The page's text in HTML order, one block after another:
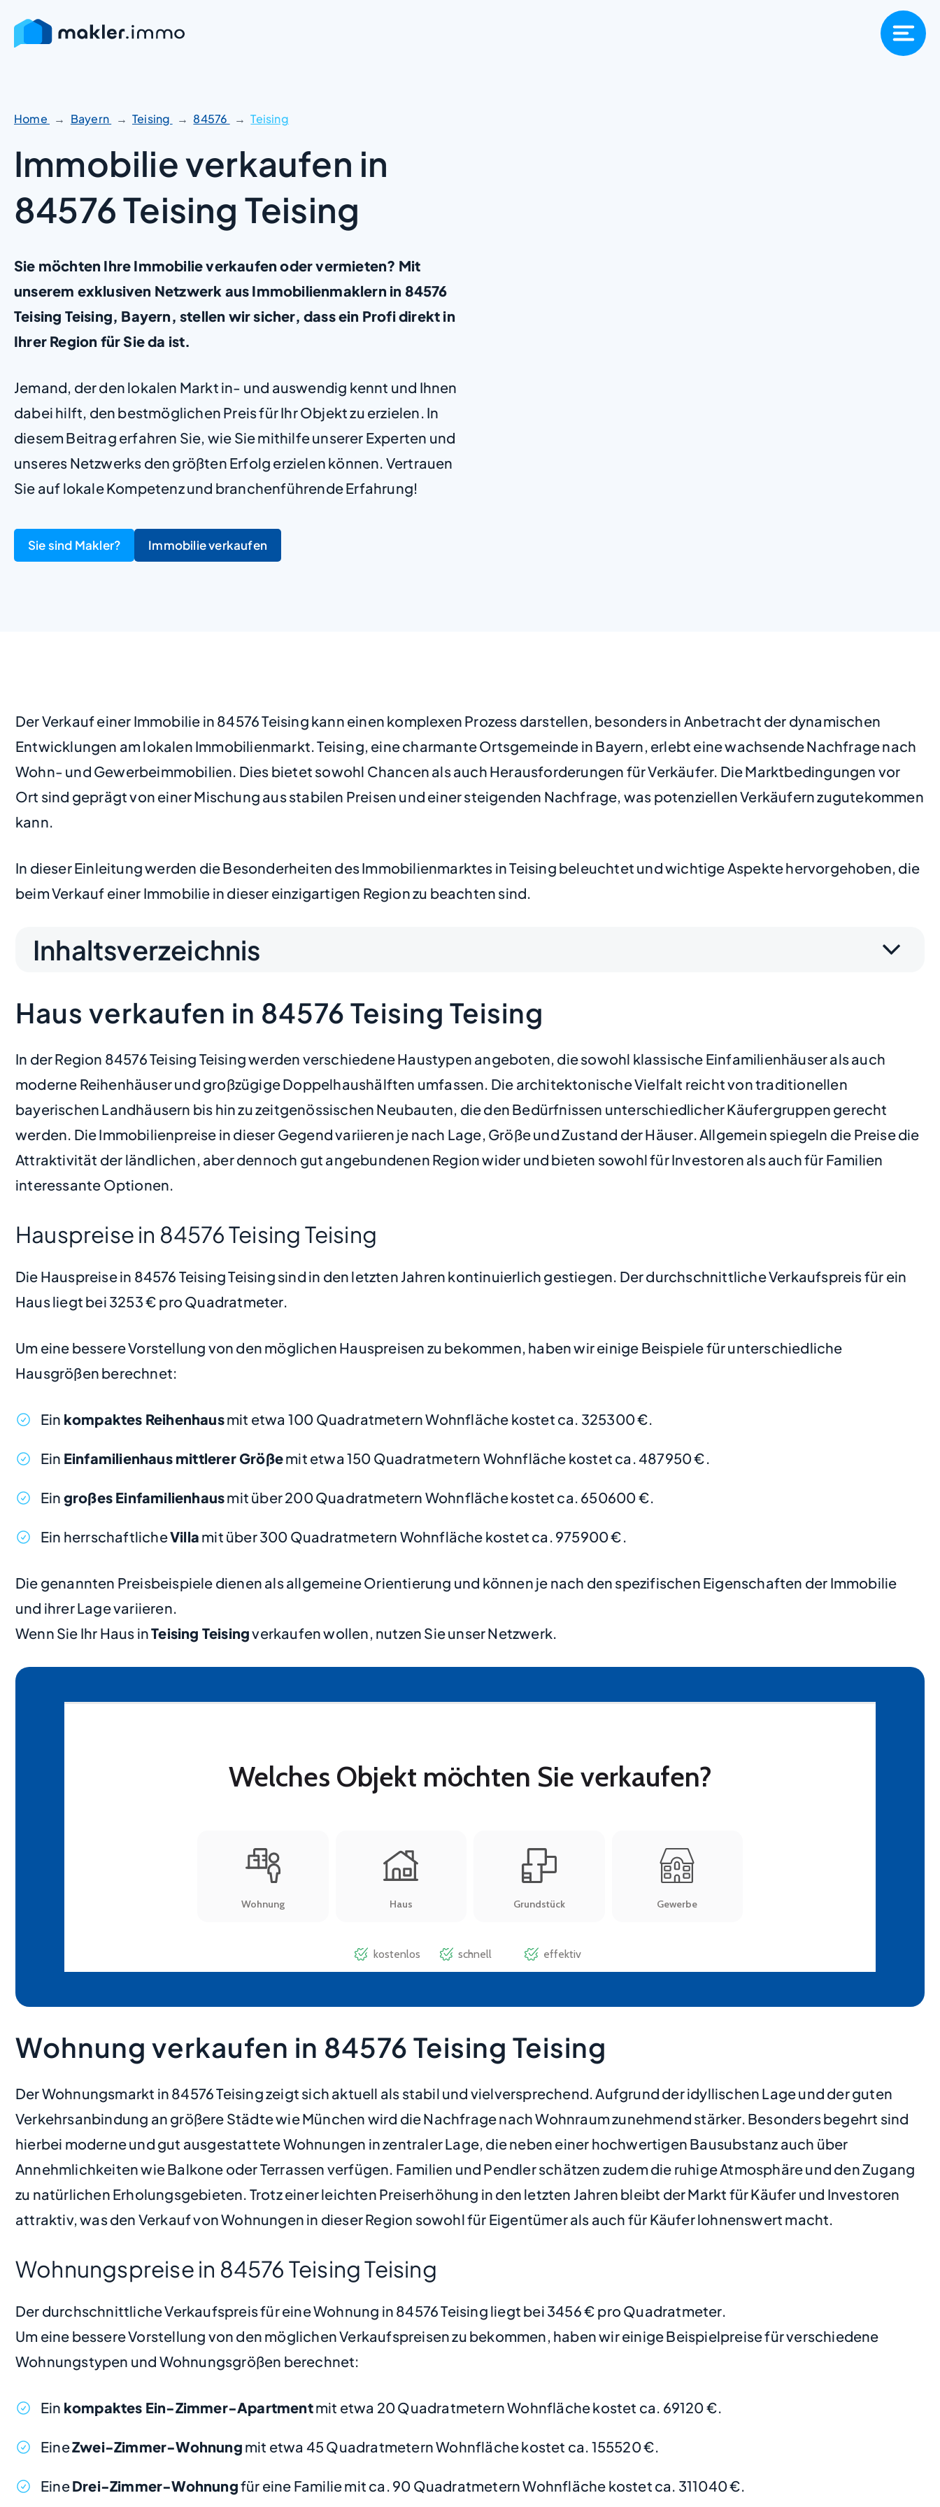
Home Bayern Teising 84576 Teising
Immobilie verkaufen in
84576 Teising Teising
Sie möchten Ihre Immobilie verkaufen oder vermieten? Mit
unserem exklusiven Netzwerk aus Immobilienmaklern in 84576
Teising Teising, Bayern, stellen wir sicher, dass ein Profi direkt in
Ihrer Region für Sie da ist.
Jemand, der den lokalen Markt in- und auswendig kennt und Ihnen
dabei hilft, den bestmöglichen Preis für Ihr Objekt zu erzielen. In
diesem Beitrag erfahren Sie, wie Sie mithilfe unserer Experten und
unseres Netzwerks den größten Erfolg erzielen können. Vertrauen
Sie auf lokale Kompetenz und branchenführende Erfahrung!
Sie sind Makler? Immobilie verkaufen
Der Verkauf einer Immobilie in 84576 Teising kann einen komplexen Prozess darstellen, besonders in Anbetracht der dynamischen
Entwicklungen am lokalen Immobilienmarkt. Teising, eine charmante Ortsgemeinde in Bayern, erlebt eine wachsende Nachfrage nach
Wohn- und Gewerbeimmobilien. Dies bietet sowohl Chancen als auch Herausforderungen für Verkäufer. Die Marktbedingungen vor
Ort sind geprägt von einer Mischung aus stabilen Preisen und einer steigenden Nachfrage, was potenziellen Verkäufern zugutekommen
kann.
In dieser Einleitung werden die Besonderheiten des Immobilienmarktes in Teising beleuchtet und wichtige Aspekte hervorgehoben, die
beim Verkauf einer Immobilie in dieser einzigartigen Region zu beachten sind.
Inhaltsverzeichnis
Haus verkaufen in 84576 Teising Teising
In der Region 84576 Teising Teising werden verschiedene Haustypen angeboten, die sowohl klassische Einfamilienhäuser als auch
moderne Reihenhäuser und großzügige Doppelhaushälften umfassen. Die architektonische Vielfalt reicht von traditionellen
bayerischen Landhäusern bis hin zu zeitgenössischen Neubauten, die den Bedürfnissen unterschiedlicher Käufergruppen gerecht
werden. Die Immobilienpreise in dieser Gegend variieren je nach Lage, Größe und Zustand der Häuser. Allgemein spiegeln die Preise die
Attraktivität der ländlichen, aber dennoch gut angebundenen Region wider und bieten sowohl für Investoren als auch für Familien
interessante Optionen.
Hauspreise in 84576 Teising Teising
Die Hauspreise in 84576 Teising Teising sind in den letzten Jahren kontinuierlich gestiegen. Der durchschnittliche Verkaufspreis für ein
Haus liegt bei 3253 € pro Quadratmeter.
Um eine bessere Vorstellung von den möglichen Hauspreisen zu bekommen, haben wir einige Beispiele für unterschiedliche
Hausgrößen berechnet:
Ein kompaktes Reihenhausmit etwa 100 Quadratmetern Wohnfläche kostet ca. 325300 €.
Ein Einfamilienhaus mittlerer Größemit etwa 150 Quadratmetern Wohnfläche kostet ca. 487950 €.
Ein großes Einfamilienhausmit über 200 Quadratmetern Wohnfläche kostet ca. 650600 €.
Ein herrschaftlicheVilla mit über 300 Quadratmetern Wohnfläche kostet ca. 975900 €.
Die genannten Preisbeispiele dienen als allgemeine Orientierung und können je nach den spezifischen Eigenschaften der Immobilie
und ihrer Lage variieren.
Wenn Sie Ihr Haus inTeising Teisingverkaufen wollen, nutzen Sie unser Netzwerk.
Wohnung verkaufen in 84576 Teising Teising
Der Wohnungsmarkt in 84576 Teising zeigt sich aktuell als stabil und vielversprechend. Aufgrund der idyllischen Lage und der guten
Verkehrsanbindung an größere Städte wie München wird die Nachfrage nach Wohnraum zunehmend stärker. Besonders begehrt sind
hierbei moderne und gut ausgestattete Wohnungen in zentraler Lage, die neben einer hochwertigen Bausubstanz auch über
Annehmlichkeiten wie Balkone oder Terrassen verfügen. Familien und Pendler schätzen zudem die ruhige Atmosphäre und den Zugang
zu natürlichen Erholungsgebieten. Trotz einer leichten Preiserhöhung in den letzten Jahren bleibt der Markt für Käufer und Investoren
attraktiv, was den Verkauf von Wohnungen in dieser Region sowohl für Eigentümer als auch für Käufer lohnenswert macht.
Wohnungspreise in 84576 Teising Teising
Der durchschnittliche Verkaufspreis für eine Wohnung in 84576 Teising liegt bei 3456 € pro Quadratmeter.
Um eine bessere Vorstellung von den möglichen Verkaufspreisen zu bekommen, haben wir einige Beispielpreise für verschiedene
Wohnungstypen und Wohnungsgrößen berechnet:
Ein kompaktes Ein-Zimmer-Apartmentmit etwa 20 Quadratmetern Wohnfläche kostet ca. 69120 €.
EineZwei-Zimmer-Wohnung mit etwa 45 Quadratmetern Wohnfläche kostet ca. 155520 €.
EineDrei-Zimmer-Wohnungfür eine Familie mit ca. 90 Quadratmetern Wohnfläche kostet ca. 311040 €.